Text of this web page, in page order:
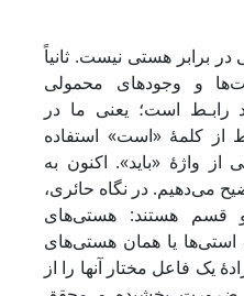
در برابر هستی نیست. ثانیاً
و وجودهای محمولی
رابـط است؛ یعنی ما در
از کلمۀ «است» استفاده
واژۀ «باید». اکنون به
می‌دهیم. در نگاه حائری،
قسم هستند: هستی‌های
یا همان هستی‌های
یک فاعل مختار آنها را از